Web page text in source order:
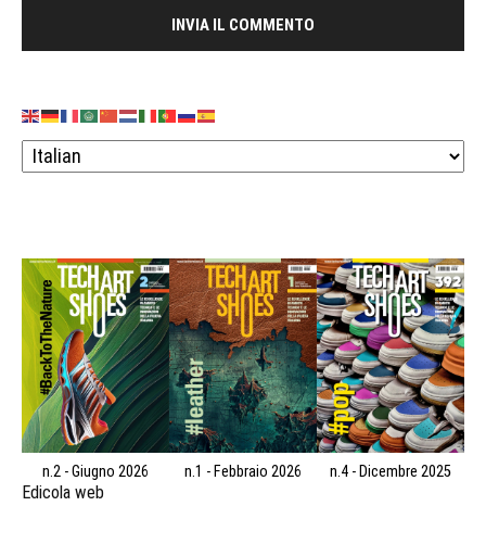
n.2 - Giugno 2026 n.1 - Febbraio 2026 n.4 - Dicembre 2025
Edicola web